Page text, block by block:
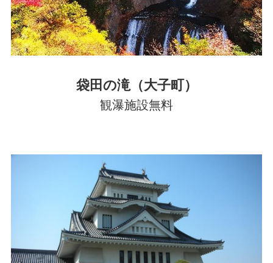
袋田の滝（大子町）
観瀑施設無料